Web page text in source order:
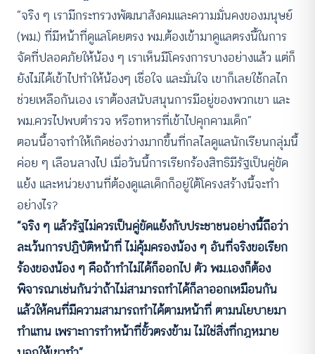
“จริง ๆ เรามีกระทรวงพัฒนาสังคมและความมั่นคงของมนุษย์
(พม.) ที่มีหน้าที่ดูแลโดยตรง พม.ต้องเข้ามาดูแลตรงนี้ในการ
จัดที่ปลอดภัยให้น้อง ๆ เราเห็นมีโครงการบางอย่างแล้ว แต่ก็
ยังไม่ได้เข้าไปทำให้น้องๆ เชื่อใจ และมั่นใจ เขาก็เลยใช้กลไก
ช่วยเหลือกันเอง เราต้องสนับสนุนการมีอยู่ของพวกเขา และ
พม.ควรไปพบตำรวจ หรือทหารที่เข้าไปคุกคามเด็ก”
ตอนนี้อาจทำให้เกิดช่องว่างมากขึ้นที่กลไลดูแลนักเรียนกลุ่มนี้
ค่อย ๆ เลือนลางไป เมื่อวันนี้การเรียกร้องสิทธิมีรัฐเป็นคู่ขัด
แย้ง และหน่วยงานที่ต้องดูแลเด็กก็อยู่ใต้โครงสร้างนี้จะทำ
อย่างไร?
“จริง ๆ แล้วรัฐไม่ควรเป็นคู่ขัดแย้งกับประชาชนอย่างนี้ถือว่า
ละเว้นการปฏิบัติหน้าที่ ไม่คุ้มครองน้อง ๆ อันที่จริงขอเรียก
ร้องของน้อง ๆ คือถ้าทำไม่ได้ก็ออกไป ตัว พม.เองก็ต้อง
พิจารณาเช่นกันว่าถ้าไม่สามารถทำได้ก็ลาออกเหมือนกัน
แล้วให้คนที่มีความสามารถทำได้ตามหน้าที่ ตามนโยบายมา
ทำแทน เพราะการทำหน้าที่ขั้วตรงข้าม ไม่ใช่สิ่งที่กฎหมาย